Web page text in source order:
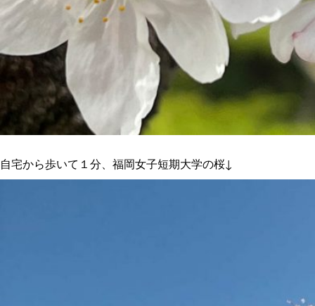
自宅から歩いて１分、福岡女子短期大学の桜↓